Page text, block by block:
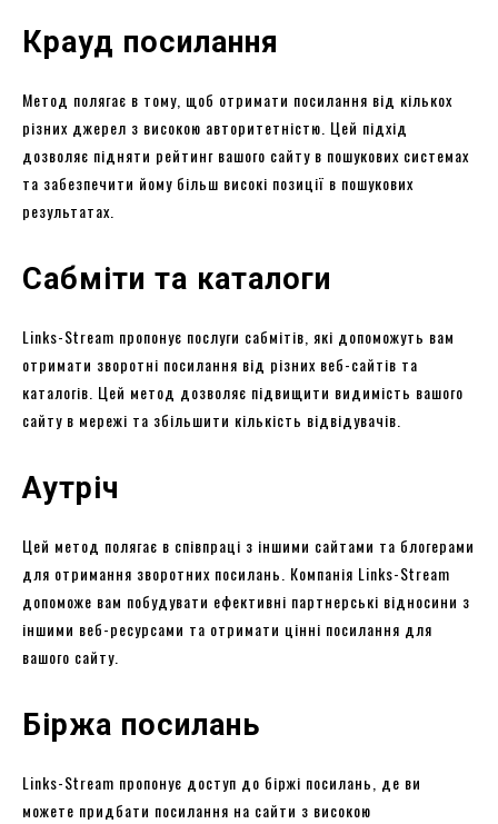
Крауд посилання
Метод полягає в тому, щоб отримати посилання від кількох
різних джерел з високою авторитетністю. Цей підхід
дозволяє підняти рейтинг вашого сайту в пошукових системах
та забезпечити йому більш високі позиції в пошукових
результатах.
Сабміти та каталоги
Links-Stream пропонує послуги сабмітів, які допоможуть вам
отримати зворотні посилання від різних веб-сайтів та
каталогів. Цей метод дозволяє підвищити видимість вашого
сайту в мережі та збільшити кількість відвідувачів.
Аутріч
Цей метод полягає в співпраці з іншими сайтами та блогерами
для отримання зворотних посилань. Компанія Links-Stream
допоможе вам побудувати ефективні партнерські відносини з
іншими веб-ресурсами та отримати цінні посилання для
вашого сайту.
Біржа посилань
Links-Stream пропонує доступ до біржі посилань, де ви
можете придбати посилання на сайти з високою